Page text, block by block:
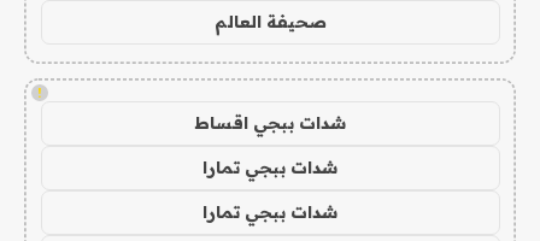
صحيفة العالم
!
شدات ببجي اقساط
شدات ببجي تمارا
شدات ببجي تمارا